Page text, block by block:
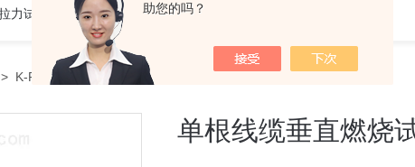
助您的吗？
> K-R18380单根线缆垂直燃烧试验机排名
单根线缆垂直燃烧